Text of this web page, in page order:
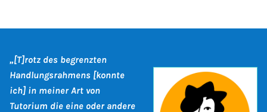
„[T]rotz des begrenzten
Handlungsrahmens [konnte
ich] in meiner Art von
Tutorium die eine oder andere